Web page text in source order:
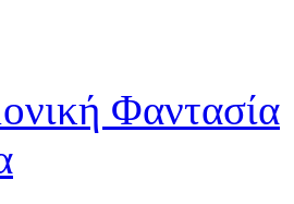
Φαντασία